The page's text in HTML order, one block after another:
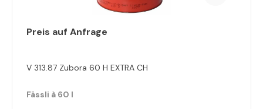
Preis auf Anfrage
V 313.87 Zubora 60 H EXTRA CH
Fässli à 60 l